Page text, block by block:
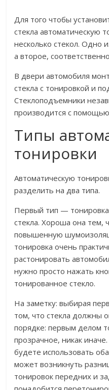
Для того чтобы
стекла автоматическую
несколько стекол. Одно
а второе,
В двери автомобиля
стекла с тонировкой и
Стеклоподъемники
производится с
Типы
тонировки
Автоматическую
разделить на два типа.
Первый тип —
стекла. Хороша она тем,
повышенную
тонировка очень
растонировать
нужно просто нажать
тонированное стекло.
На заметку: выбирая
том, что стекла должны
порядке: первым делом
прозрачное, никак
будете использовать
может возникнуть
тонировок передних и